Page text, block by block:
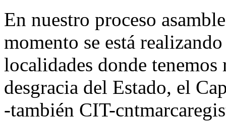
En nuestro proceso
momento se está
localidades donde tenemos
desgracia del Estado, el
-también CIT-